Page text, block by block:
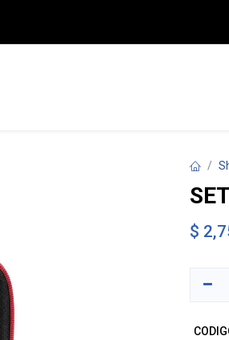
$